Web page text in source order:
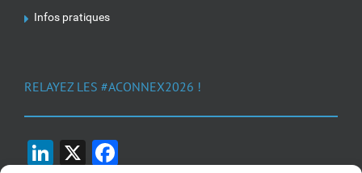
Infos pratiques
RELAYEZ LES #ACONNEX2026 !
LinkedIn
X